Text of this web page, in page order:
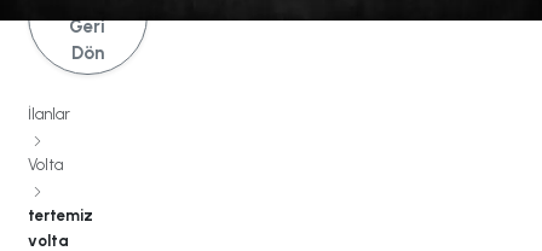
Geri
Dön
İlanlar
Volta
tertemiz
volta